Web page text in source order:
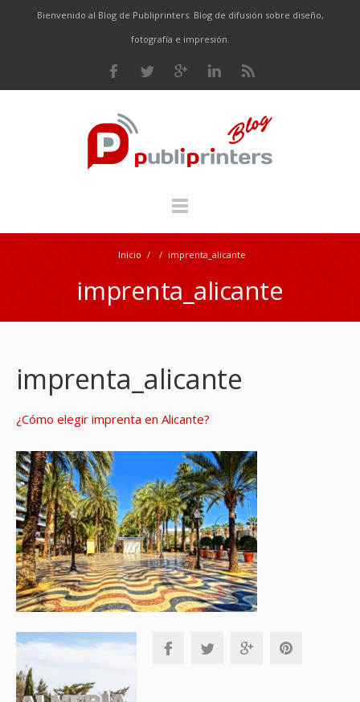
Bienvenido al Blog de Publiprinters. Blog de difusión sobre diseño,
fotografía e impresión.
Inicio / / imprenta_alicante
imprenta_alicante
imprenta_alicante
¿Cómo elegir imprenta en Alicante?